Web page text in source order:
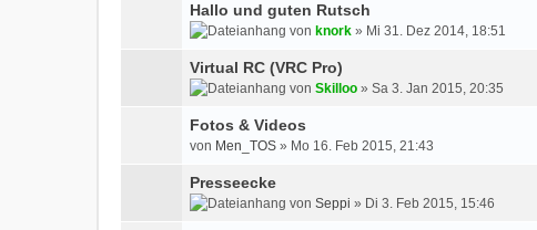
Hallo und guten Rutsch
von knork » Mi 31. Dez 2014, 18:51
Virtual RC (VRC Pro)
von Skilloo » Sa 3. Jan 2015, 20:35
Fotos & Videos
von Men_TOS » Mo 16. Feb 2015, 21:43
Presseecke
von Seppi » Di 3. Feb 2015, 15:46